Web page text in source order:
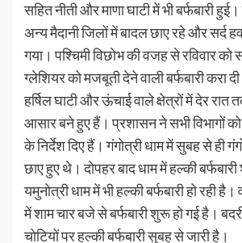
सहित नीती और माणा घाटी में भी बर्फबारी
अन्य मैदानी जिलों में बादल छाए रहे और सर्द
गया। पश्चिमी विछोभ की वजह से रविवार को
ग्लेशियर को मजबूती देने वाली बर्फबारी करा
हर्षिल घाटी और ऊंचाई वाले क्षेत्रों में देर रात
आसार बने हुए हैं। प्रशासन ने सभी विभागों
के निर्देश दिए हैं। गंगोत्री धाम में सुबह से ही
छाए हुए थे। दोपहर बाद धाम में हल्की
यमुनोत्री धाम में भी हल्की बर्फबारी हो रही
में शाम चार बजे से बर्फबारी शुरू हो गई है।
चोटियों पर हल्की बर्फबारी सुबह से जारी है।